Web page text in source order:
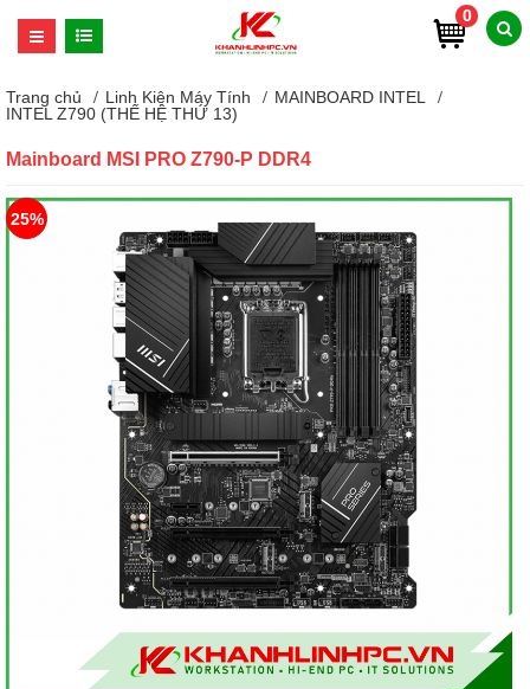
0
Trang chủ Linh Kiện Máy Tính
MAINBOARD INTEL
INTEL Z790 (THẾ HỆ THỨ 13)
Mainboard MSI PRO Z790-P DDR4
25%